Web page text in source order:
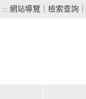
::: 網站導覽 檢索查詢